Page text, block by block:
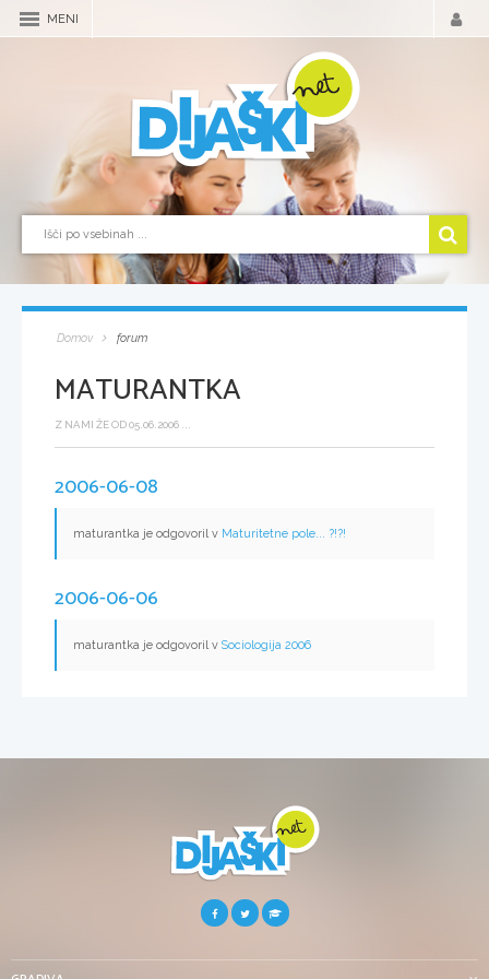
MENI
Domov forum
MATURANTKA
Z NAMI ŽE OD 05.06.2006 ...
2006-06-08
maturantka je odgovoril v Maturitetne pole... ?!?!
2006-06-06
maturantka je odgovoril v Sociologija 2006